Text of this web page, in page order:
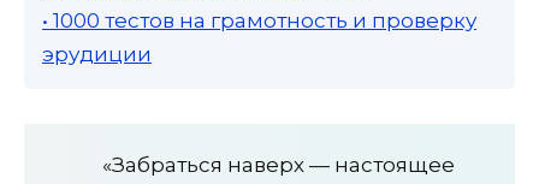
• 1000 тестов на грамотность и проверку
эрудиции
«Забраться наверх — настоящее